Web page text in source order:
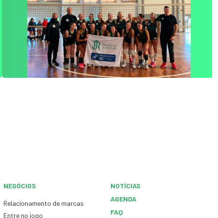
NEGÓCIOS
Relacionamento de marcas
Entre no jogo
NOTÍCIAS
AGENDA
FAQ